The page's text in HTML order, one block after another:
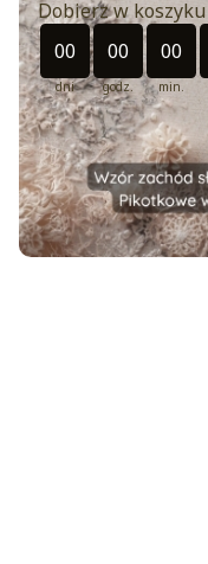
Dobierz w koszyku
Odliczanie czasu
00
dni
00
godz.
00
min.